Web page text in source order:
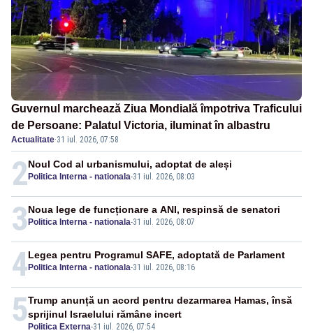
Guvernul marchează Ziua Mondială împotriva Traficului
de Persoane: Palatul Victoria, iluminat în albastru
Actualitate·31 iul. 2026, 07:58
2 Politica Interna - nationala-31 iul. 2026, 08:03
Noul Cod al urbanismului, adoptat de aleși
3 Politica Interna - nationala-31 iul. 2026, 08:07
Noua lege de funcționare a ANI, respinsă de senatori
4 Politica Interna - nationala-31 iul. 2026, 08:16
Legea pentru Programul SAFE, adoptată de Parlament
5 Politica Externa-31 iul. 2026, 07:54
Trump anunță un acord pentru dezarmarea Hamas, însă
sprijinul Israelului rămâne incert